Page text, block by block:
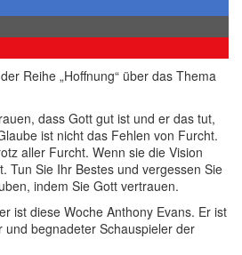
Reihe „Hoffnung“ über das Thema
dass Gott gut ist und er das tut,
ist nicht das Fehlen von Furcht.
aller Furcht. Wenn sie die Vision
Tun Sie Ihr Bestes und vergessen Sie
indem Sie Gott vertrauen.
ist diese Woche Anthony Evans. Er ist
begnadeter Schauspieler der